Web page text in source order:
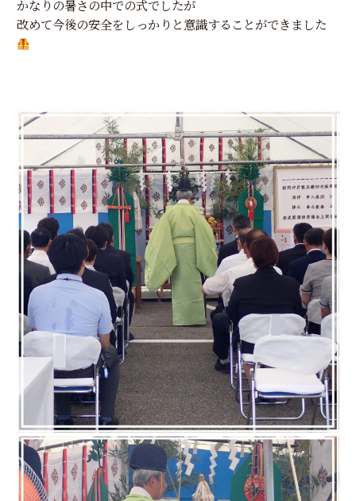
かなりの暑さの中での式でしたが
改めて今後の安全をしっかりと意識することができました